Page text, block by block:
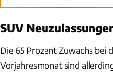
SUV
Die 65 Prozent Zuwachs bei
Vorjahresmonat sind